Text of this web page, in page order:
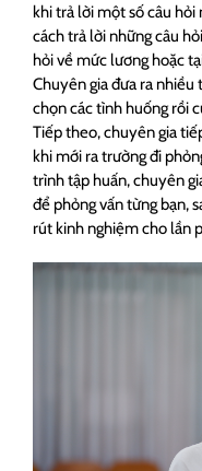
khi trả lời một số câu
cách trả lời những câu
hỏi về mức lương hoặc
Chuyên gia đưa ra nhiều
chọn các tình huống rồi
Tiếp theo, chuyên gia
khi mới ra trường đi
trình tập huấn, chuyên
để phỏng vấn từng bạn,
rút kinh nghiệm cho lần